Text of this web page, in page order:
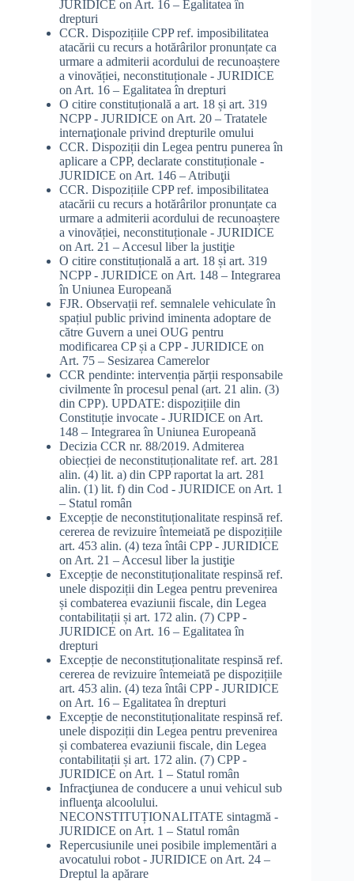
JURIDICE on Art. 16 – Egalitatea în
drepturi
CCR. Dispozițiile CPP ref. imposibilitatea
atacării cu recurs a hotărârilor pronunțate ca
urmare a admiterii acordului de recunoaștere
a vinovăției, neconstituționale - JURIDICE
on Art. 16 – Egalitatea în drepturi
O citire constituțională a art. 18 și art. 319
NCPP - JURIDICE on Art. 20 – Tratatele
internaţionale privind drepturile omului
CCR. Dispoziții din Legea pentru punerea în
aplicare a CPP, declarate constituționale -
JURIDICE on Art. 146 – Atribuţii
CCR. Dispozițiile CPP ref. imposibilitatea
atacării cu recurs a hotărârilor pronunțate ca
urmare a admiterii acordului de recunoaștere
a vinovăției, neconstituționale - JURIDICE
on Art. 21 – Accesul liber la justiţie
O citire constituțională a art. 18 și art. 319
NCPP - JURIDICE on Art. 148 – Integrarea
în Uniunea Europeană
FJR. Observații ref. semnalele vehiculate în
spațiul public privind iminenta adoptare de
către Guvern a unei OUG pentru
modificarea CP și a CPP - JURIDICE on
Art. 75 – Sesizarea Camerelor
CCR pendinte: intervenția părții responsabile
civilmente în procesul penal (art. 21 alin. (3)
din CPP). UPDATE: dispozițiile din
Constituție invocate - JURIDICE on Art.
148 – Integrarea în Uniunea Europeană
Decizia CCR nr. 88/2019. Admiterea
obiecției de neconstituționalitate ref. art. 281
alin. (4) lit. a) din CPP raportat la art. 281
alin. (1) lit. f) din Cod - JURIDICE on Art. 1
– Statul român
Excepție de neconstituționalitate respinsă ref.
cererea de revizuire întemeiată pe dispozițiile
art. 453 alin. (4) teza întâi CPP - JURIDICE
on Art. 21 – Accesul liber la justiţie
Excepție de neconstituționalitate respinsă ref.
unele dispoziții din Legea pentru prevenirea
și combaterea evaziunii fiscale, din Legea
contabilitații și art. 172 alin. (7) CPP -
JURIDICE on Art. 16 – Egalitatea în
drepturi
Excepție de neconstituționalitate respinsă ref.
cererea de revizuire întemeiată pe dispozițiile
art. 453 alin. (4) teza întâi CPP - JURIDICE
on Art. 16 – Egalitatea în drepturi
Excepție de neconstituționalitate respinsă ref.
unele dispoziții din Legea pentru prevenirea
și combaterea evaziunii fiscale, din Legea
contabilitații și art. 172 alin. (7) CPP -
JURIDICE on Art. 1 – Statul român
Infracţiunea de conducere a unui vehicul sub
influenţa alcoolului.
NECONSTITUȚIONALITATE sintagmă -
JURIDICE on Art. 1 – Statul român
Repercusiunile unei posibile implementări a
avocatului robot - JURIDICE on Art. 24 –
Dreptul la apărare